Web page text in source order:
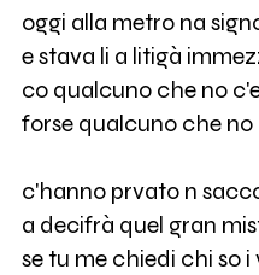
oggi alla metro na
e stava li a litigà
co qualcuno che no
forse qualcuno che no
c'hanno prvato n
a decifrà quel gran
se tu me chiedi chi so i